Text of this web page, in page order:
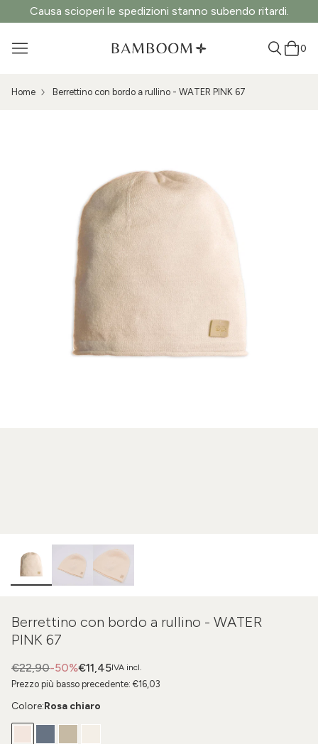
Causa scioperi le spedizioni stanno subendo ritardi.
0
Home Berrettino con bordo a rullino - WATER PINK 67
Berrettino con bordo a rullino - WATER
PINK 67
IVA incl.
-50%
€22,90 €11,45
Prezzo più basso precedente:€16,03
Colore:Rosa chiaro